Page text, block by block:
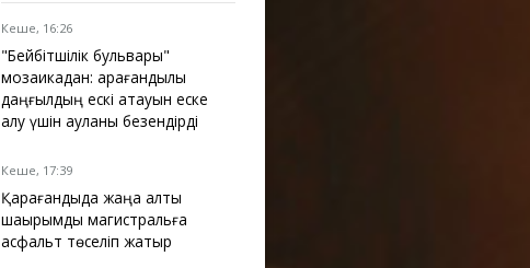
Кеше, 16:26
"Бейбітшілік бульвары"
мозаикадан: қарағандылық
даңғылдың ескі атауын еске
алу үшін ауланы безендірді
Кеше, 17:39
Қарағандыда жаңа алты
шақырымдық магистральға
асфальт төселіп жатыр